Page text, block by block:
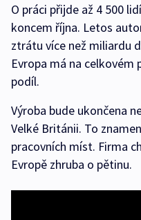
O práci přijde až 4 500
koncem října. Letos
ztrátu více než miliardu
Evropa má na
podíl.
Výroba bude ukončena
Velké Británii. To
pracovních míst. Firma
Evropě zhruba o pětinu.